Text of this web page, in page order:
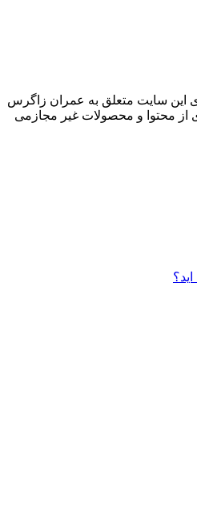
اين سایت متعلق به عمران زاگرس
از محتوا و محصولات غیر مجازمی